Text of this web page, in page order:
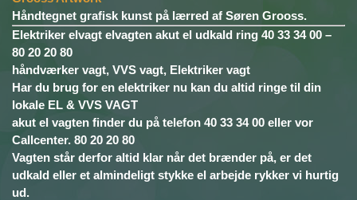
Håndtegnet grafisk kunst på lærred af Søren Grooss.
Elektriker elvagt elvagten akut el udkald ring 40 33 34 00 –
80 20 20 80
håndværker vagt, VVS vagt, Elektriker vagt
Har du brug for en elektriker nu kan du altid ringe til din
lokale EL & VVS VAGT
akut el vagten finder du på telefon 40 33 34 00 eller vor
Callcenter. 80 20 20 80
Vagten står derfor altid klar når det brænder på, er det
udkald eller et almindeligt stykke el arbejde rykker vi hurtig
ud.